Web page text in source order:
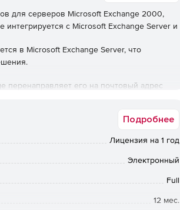
для серверов Microsoft Exchange 2000,
с Microsoft Exchange Server и
в Microsoft Exchange Server, что
перенаправляет его на почтовый адрес
уведомление об этом, а само письмо
или выше.
2007 или Microsoft Small Business Server.
Подробнее
Лицензия на 1 год
Электронный
Full
12 мес.